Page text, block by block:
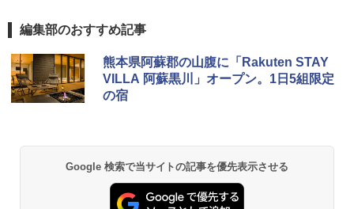
編集部のおすすめ記事
熊本県阿蘇郡の山腹に「Rakuten STAY
VILLA 阿蘇黒川」オープン。1日5組限定
の宿
Google 検索で当サイトの記事を優先表示させる